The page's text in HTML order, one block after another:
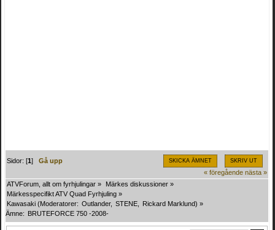
SKICKA ÄMNET SKRIV UT
Sidor: [1]Gå upp
« föregående nästa »
ATVForum, allt om fyrhjulingar » Märkes diskussioner »
Märkesspecifikt ATV Quad Fyrhjuling »
Kawasaki (Moderatorer: Outlander, STENE Rickard Marklund) »
Ämne: BRUTEFORCE 750 -2008-